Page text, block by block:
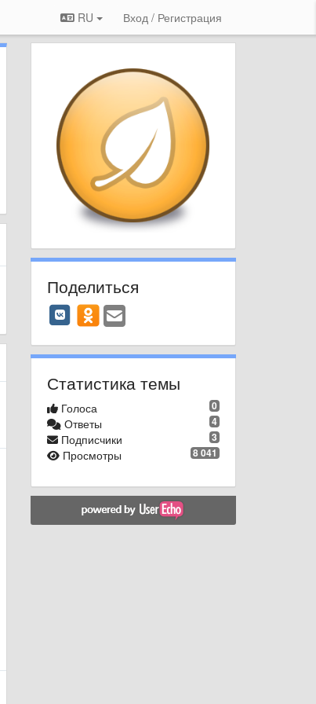
RU Вход / Регистрация
Поделиться
Статистика темы
0
Голоса
4
Ответы
3
Подписчики
8 041
Просмотры